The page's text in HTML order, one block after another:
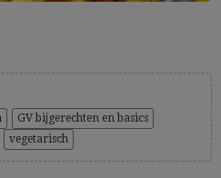
GV bijgerechten en basics
vegetarisch